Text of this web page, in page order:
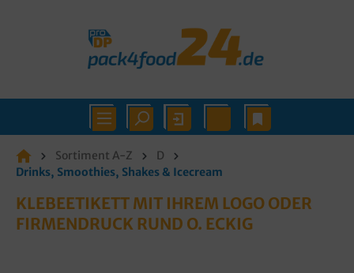
Sortiment A-Z
D
Drinks, Smoothies, Shakes & Icecream
KLEBEETIKETT MIT IHREM LOGO ODER
FIRMENDRUCK RUND O. ECKIG